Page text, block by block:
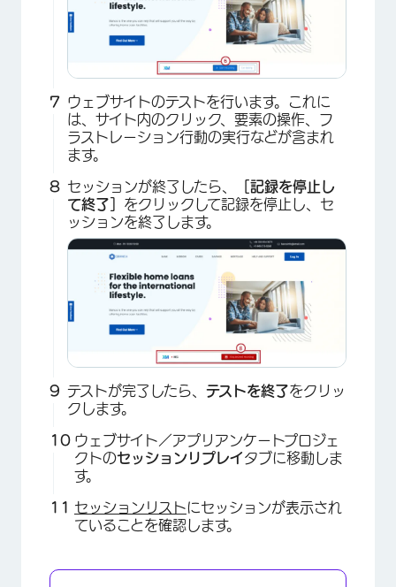
×
ウェブサイトのテストを行います。これに
は、サイト内のクリック、要素の操作、フ
ラストレーション行動の実行などが含まれ
ます。
セッションが終了したら、
［記録を停止し
て終了］ をクリックして記録を停止し、セ
ッションを終了します。
テストが完了したら、 テストを終了をクリッ
クします。
ウェブサイト／アプリアンケートプロジェ
クトのセッションリプレイタブに移動しま
す。
セッションリストにセッションが表示され
ていることを確認します。